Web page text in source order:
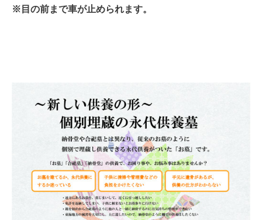
※目の前まで車が止められます。